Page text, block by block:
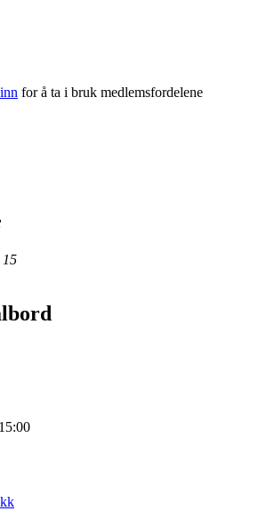
for å ta i bruk medlemsfordelene
15